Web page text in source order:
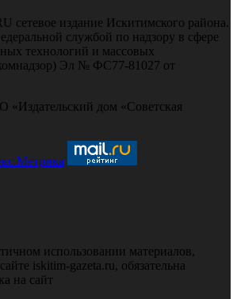
сетевое издание Искитимского района.
службой по надзору в сфере
технологий и массовых
Эл № ФС77-81027 от
дом «Советская
использовании материалов,
iskitim-gazeta.ru, обязательна
на сайт